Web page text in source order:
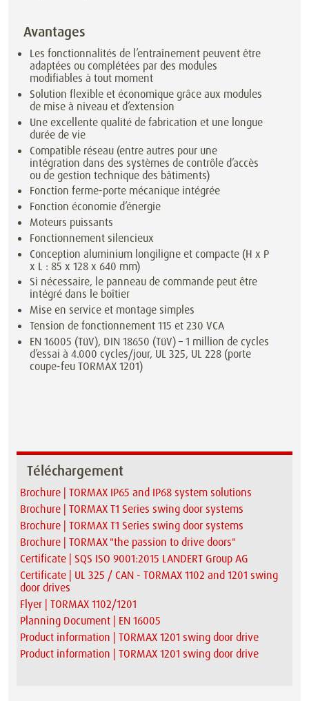
Avantages
Les fonctionnalités de l’entraînement peuvent être
adaptées ou complétées par des modules
modifiables à tout moment
Solution flexible et économique grâce aux modules
de mise à niveau et d’extension
Une excellente qualité de fabrication et une longue
durée de vie
Compatible réseau (entre autres pour une
intégration dans des systèmes de contrôle d’accès
ou de gestion technique des bâtiments)
Fonction ferme-porte mécanique intégrée
Fonction économie d’énergie
Moteurs puissants
Fonctionnement silencieux
Conception aluminium longiligne et compacte (H x P
x L : 85 x 128 x 640 mm)
Si nécessaire, le panneau de commande peut être
intégré dans le boîtier
Mise en service et montage simples
Tension de fonctionnement 115 et 230 VCA
EN 16005 (TüV), DIN 18650 (TüV) – 1 million de cycles
d’essai à 4.000 cycles/jour, UL 325, UL 228 (porte
coupe-feu TORMAX 1201)
Téléchargement
Brochure | TORMAX IP65 and IP68 system solutions
Brochure | TORMAX T1 Series swing door systems
Brochure | TORMAX T1 Series swing door systems
Brochure | TORMAX "the passion to drive doors"
Certificate | SQS ISO 9001:2015 LANDERT Group AG
Certificate | UL 325 / CAN - TORMAX 1102 and 1201 swing
door drives
Flyer | TORMAX 1102/1201
Planning Document | EN 16005
Product information | TORMAX 1201 swing door drive
Product information | TORMAX 1201 swing door drive